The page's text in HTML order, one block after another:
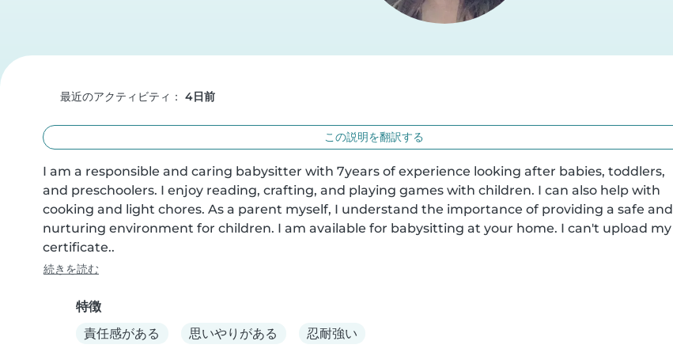
最近のアクティビティ： 4日前
この説明を翻訳する
I am a responsible and caring babysitter with 7years of experience looking after babies, toddlers,
and preschoolers. I enjoy reading, crafting, and playing games with children. I can also help with
cooking and light chores. As a parent myself, I understand the importance of providing a safe and
nurturing environment for children. I am available for babysitting at your home. I can't upload my
certificate..
続きを読む
特徴
責任感がある
思いやりがある 忍耐強い